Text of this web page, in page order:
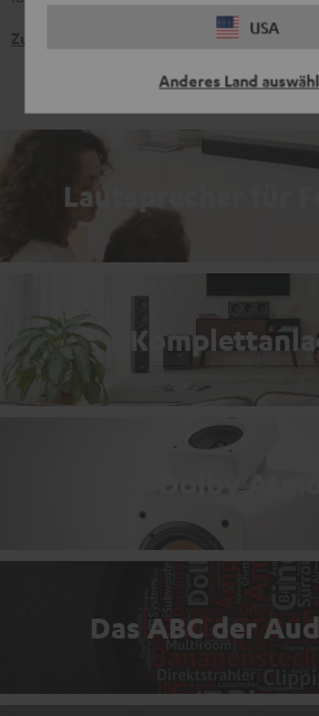
USA
Anderes Land
Zu den Produkten
Lautsprecher für
Dolby Atmos
Das ABC der